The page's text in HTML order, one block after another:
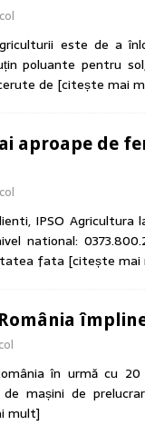
este de a
poluante pentru
de [citește mai
aproape de
IPSO Agricultura
national:
fata [citește mai
în urmă cu
de mașini de
mult]